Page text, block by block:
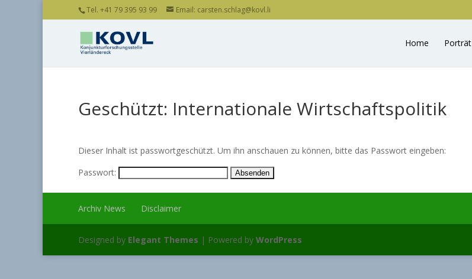
Tel. +41 79 395 93 99 Email: carsten.schlag@kovl.li
Home Porträt
Geschützt: Internationale Wirtschaftspolitik
Dieser Inhalt ist passwortgeschützt. Um ihn anschauen zu können, bitte das Passwort eingeben:
Passwort:
Archiv News Disclaimer
Designed by Elegant Themes | Powered by WordPress